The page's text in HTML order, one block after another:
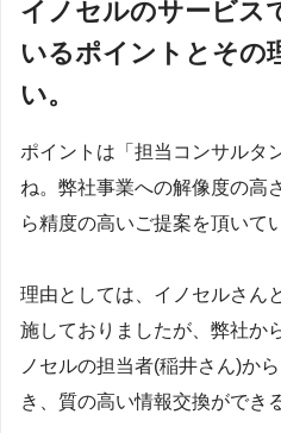
イノセルのサービス
いるポイントとその
い。
ポイントは「担当コンサルタ
ね。弊社事業への解像度の高
ら精度の高いご提案を頂いて
理由としては、イノセルさん
施しておりましたが、弊社か
ノセルの担当者(稲井さん)か
き、質の高い情報交換ができ